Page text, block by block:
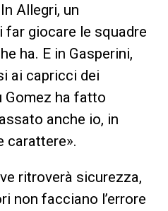
Allegri, un
far giocare le squadre
ha. E in Gasperini,
ai capricci dei
Gomez ha fatto
anche io, in
carattere».
ritroverà sicurezza,
non facciano l’errore